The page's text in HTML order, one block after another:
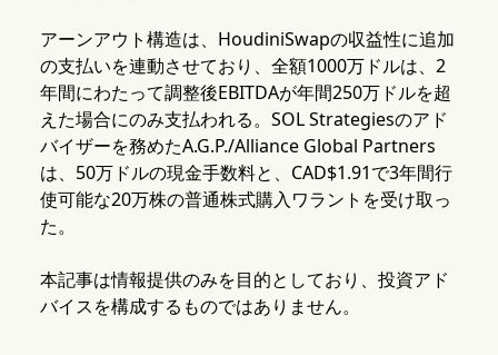
アーンアウト構造は、HoudiniSwapの収益性に追加
の支払いを連動させており、全額1000万ドルは、2
年間にわたって調整後EBITDAが年間250万ドルを超
えた場合にのみ支払われる。SOL Strategiesのアド
バイザーを務めたA.G.P./Alliance Global Partners
は、50万ドルの現金手数料と、CAD$1.91で3年間行
使可能な20万株の普通株式購入ワラントを受け取っ
た。
本記事は情報提供のみを目的としており、投資アド
バイスを構成するものではありません。